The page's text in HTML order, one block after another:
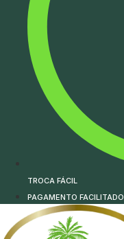
TROCA FÁCIL
PAGAMENTO FACILITADO